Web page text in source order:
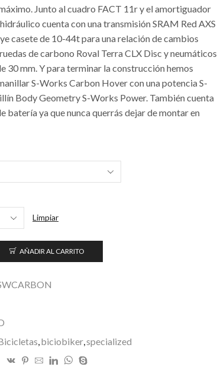
Junto al cuadro FACT 11r y el amortiguador
cuenta con una transmisión SRAM Red AXS
casete de 10-44t para una relación de cambios
de carbono Roval Terra CLX Disc y neumáticos
30 mm. Y para terminar la construcción hemos
S-Works Carbon Hover con una potencia S-
Body Geometry S-Works Power. También cuenta
batería ya que nunca querrás dejar de montar en
Limpiar
AÑADIR AL CARRITO
,biciobiker,specialized